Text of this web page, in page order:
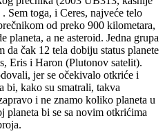
Sem toga, i Ceres, najveće telo
od preko 900 kilometara,
planeta, a ne asteroid. Jedna grupa
da čak 12 tela dobiju status planete
Eris i Haron (Plutonov satelit).
jer se očekivalo otkriće i
bi, kako su smatrali, takva
i ne znamo koliko planeta u
planeta bi se sa novim otkrićima